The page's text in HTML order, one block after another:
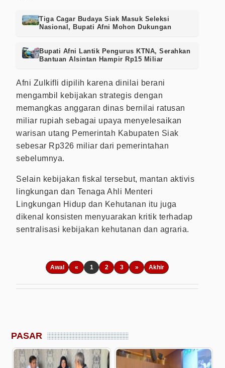
Tiga Cagar Budaya Siak Masuk Seleksi
Nasional, Bupati Afni Mohon Dukungan
Bupati Afni Lantik Pengurus KTNA, Serahkan
Bantuan Alsintan Hampir Rp15 Miliar
Afni Zulkifli dipilih karena dinilai berani
mengambil kebijakan strategis dengan
memangkas anggaran dinas bernilai ratusan
miliar rupiah sebagai upaya menyelesaikan
warisan utang Pemerintah Kabupaten Siak
sebesar Rp326 miliar dari pemerintahan
sebelumnya.
Selain kebijakan fiskal tersebut, mantan aktivis
lingkungan dan Tenaga Ahli Menteri
Lingkungan Hidup dan Kehutanan itu juga
dikenal konsisten menyuarakan kritik terhadap
sentralisasi kebijakan kehutanan dan agraria.
Awal « 1 2 3 » Akhir
PASAR